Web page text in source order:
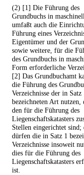
(2) [1] Die Führung des
Grundbuchs in
umfaßt auch die
Führung eines
Eigentümer und der
sowie weitere, für die
des Grundbuchs in
Form erforderliche
[2] Das Grundbuchamt
die Führung des
Verzeichnisse der in Satz
bezeichneten Art nutzen,
den für die Führung des
Liegenschaftskatasters
Stellen eingerichtet sind;
dürfen die in Satz 1
Verzeichnisse insoweit
dies für die Führung des
Liegenschaftskatasters
ist.